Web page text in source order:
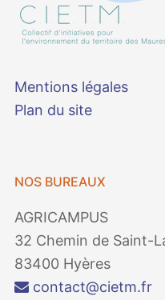
Mentions légales
Plan du site
NOS BUREAUX
AGRICAMPUS
32 Chemin de Saint-
83400 Hyères
contact@cietm.fr